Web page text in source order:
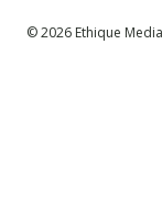
© 2026 Ethique